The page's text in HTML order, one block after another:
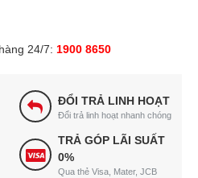
24/7: 1900 8650
ĐỔI TRẢ LINH HOẠT
Đổi trả linh hoạt nhanh chóng
TRẢ GÓP LÃI SUẤT
0%
Qua thẻ Visa, Mater, JCB